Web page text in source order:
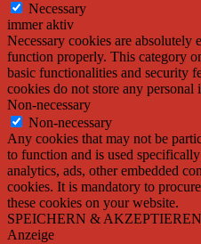
Necessary
immer aktiv
Necessary cookies are absolutely
function properly. This category
basic functionalities and security
cookies do not store any personal
Non-necessary
Non-necessary
Any cookies that may not be
to function and is used
analytics, ads, other embedded
cookies. It is mandatory to
these cookies on your website.
SPEICHERN & AKZEPTIEREN
Anzeige